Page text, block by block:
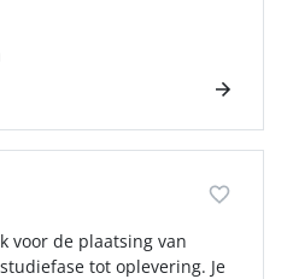
voor de plaatsing van
tot oplevering. Je